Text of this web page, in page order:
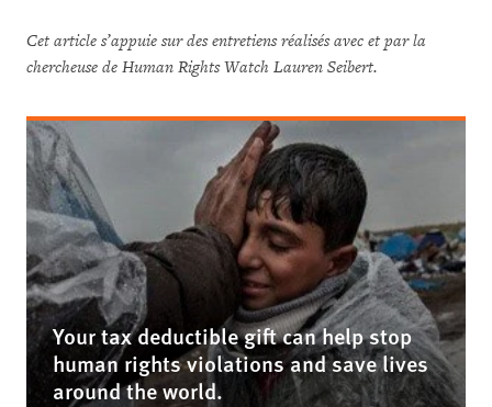
Cet article s’appuie sur des entretiens réalisés avec et par la
chercheuse de Human Rights Watch Lauren Seibert.
Your tax deductible gift can help stop
human rights violations and save lives
around the world.